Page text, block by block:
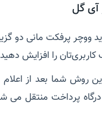
آی گل
ووچر پرفکت مانی دو
را افزایش دهید
پرداخت منتقل می